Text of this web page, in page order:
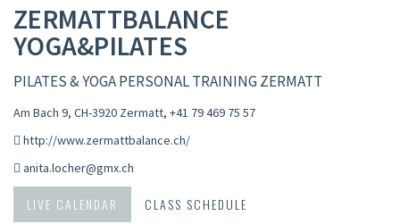
ZERMATTBALANCE
YOGA&PILATES
PILATES & YOGA PERSONAL TRAINING ZERMATT
Am Bach 9, CH-3920 Zermatt, +41 79 469 75 57
http://www.zermattbalance.ch/
anita.locher@gmx.ch
LIVE CALENDAR
CLASS SCHEDULE